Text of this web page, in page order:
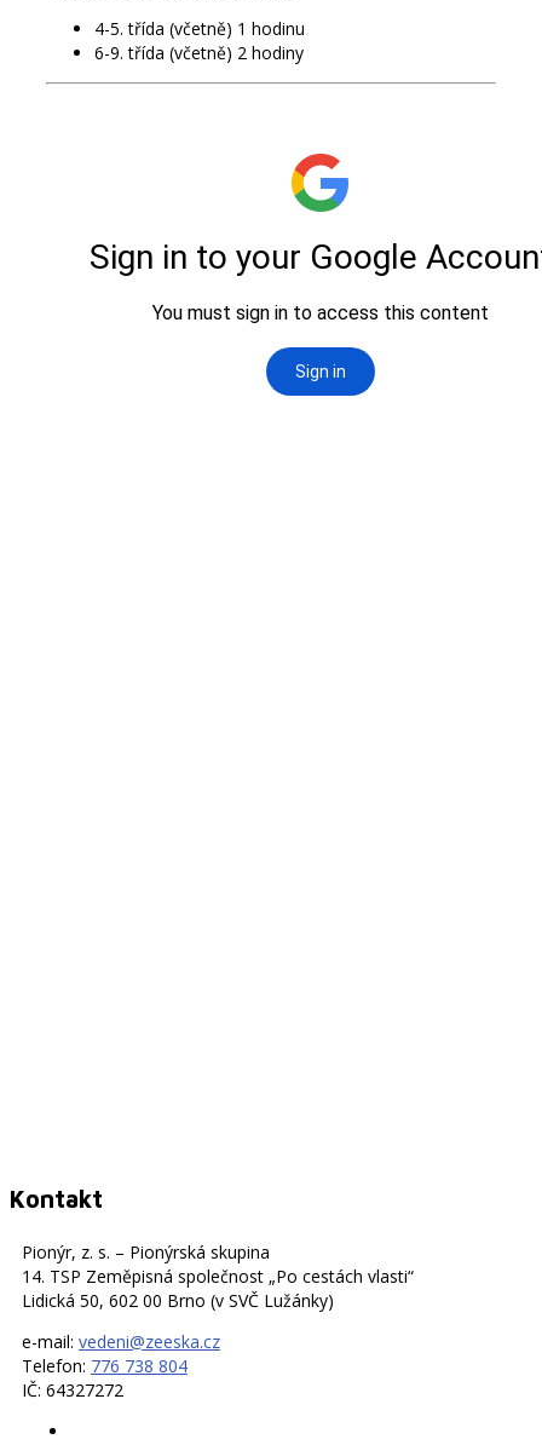
4-5. třída (včetně) 1 hodinu
6-9. třída (včetně) 2 hodiny
Kontakt
Pionýr, z. s. – Pionýrská skupina
14. TSP Zeměpisná společnost „Po cestách vlasti“
Lidická 50, 602 00 Brno (v SVČ Lužánky)
e-mail: vedeni@zeeska.cz
Telefon: 776 738 804
IČ: 64327272